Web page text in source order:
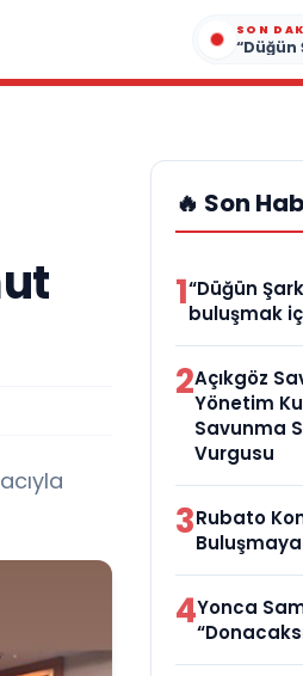
SON
🔥 Son
1“Düğün
buluşmak
2Açıkgöz
Yönetim
Savunma
Vurgusu
3Rubato
4Yonca